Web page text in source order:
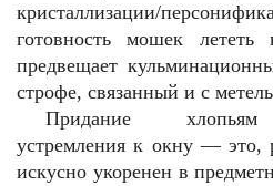
кристаллизации/
готовность мошек лететь
предвещает
строфе, связанный и с
Придание хлопьям
устремления к окну — это,
искусно укоренен в